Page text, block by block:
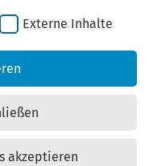
Externe Inhalte
akzeptieren
Inhalte
Youtube)
(z.B. IP-
Sie